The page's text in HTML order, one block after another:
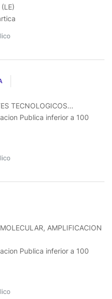
TECNOLOGICOS...
Publica inferior a 100
AMPLIFICACION
Publica inferior a 100